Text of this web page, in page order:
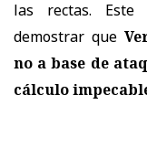
las rectas.
demostrar que
no a base de
cálculo